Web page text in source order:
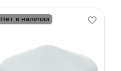
Нет в наличии